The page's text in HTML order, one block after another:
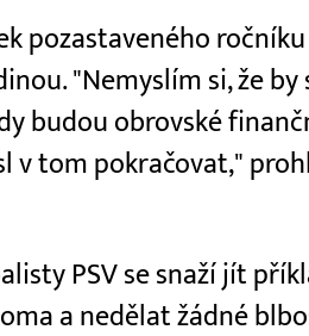
pozastaveného
"Nemyslím si, že by
budou obrovské
v tom pokračovat,"
PSV se snaží jít
a nedělat žádné